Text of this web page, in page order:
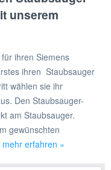
unserem
ihren Siemens
ihren Staubsauger
wählen sie ihr
Den Staubsauger-
am Staubsauger.
gewünschten
mehr erfahren »